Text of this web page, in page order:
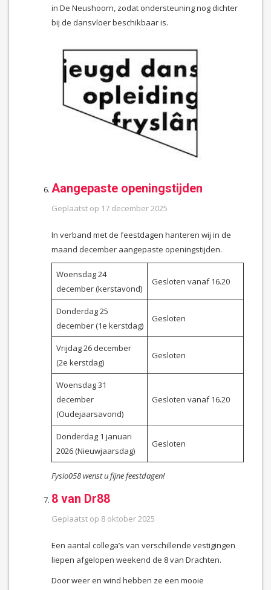
in De Neushoorn, zodat ondersteuning nog dichter
bij de dansvloer beschikbaar is.
Aangepaste openingstijden
Geplaatst op 17 december 2025
In verband met de feestdagen hanteren wij in de
maand december aangepaste openingstijden.
Woensdag 24
december (kerstavond)
Gesloten vanaf 16.20
Donderdag 25
december (1e kerstdag)
Gesloten
Vrijdag 26 december
(2e kerstdag)
Gesloten
Woensdag 31
december
(Oudejaarsavond)
Gesloten vanaf 16.20
Donderdag 1 januari
2026 (Nieuwjaarsdag)
Gesloten
Fysio058 wenst u fijne feestdagen!
8 van Dr88
Geplaatst op 8 oktober 2025
Een aantal collega’s van verschillende vestigingen
liepen afgelopen weekend de 8 van Drachten.
Door weer en wind hebben ze een mooie